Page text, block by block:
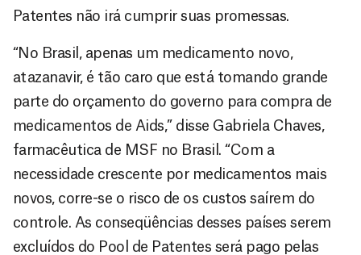
Patentes não irá cumprir suas promessas.
“No Brasil, apenas um medicamento novo,
atazanavir, é tão caro que está tomando grande
parte do orçamento do governo para compra de
medicamentos de Aids,” disse Gabriela Chaves,
farmacêutica de MSF no Brasil. “Com a
necessidade crescente por medicamentos mais
novos, corre-se o risco de os custos saírem do
controle. As conseqüências desses países serem
excluídos do Pool de Patentes será pago pelas